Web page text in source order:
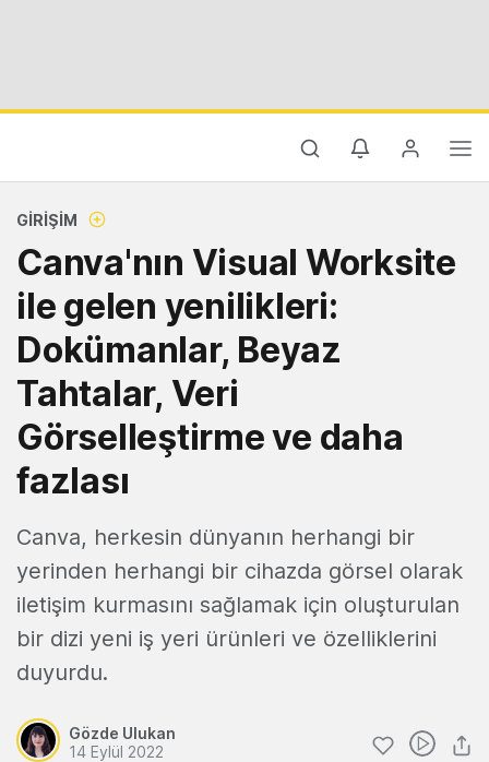
GIRIŞIM
Canva'nın Visual Worksite
ile gelen yenilikleri:
Dokümanlar, Beyaz
Tahtalar, Veri
Görselleştirme ve daha
fazlası
Canva, herkesin dünyanın herhangi bir
yerinden herhangi bir cihazda görsel olarak
iletişim kurmasını sağlamak için oluşturulan
bir dizi yeni iş yeri ürünleri ve özelliklerini
duyurdu.
Gözde Ulukan
14 Eylül 2022